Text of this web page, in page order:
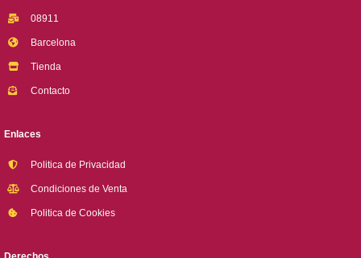
08911
Barcelona
Tienda
Contacto
Enlaces
Politica de Privacidad
Condiciones de Venta
Politica de Cookies
Derechos